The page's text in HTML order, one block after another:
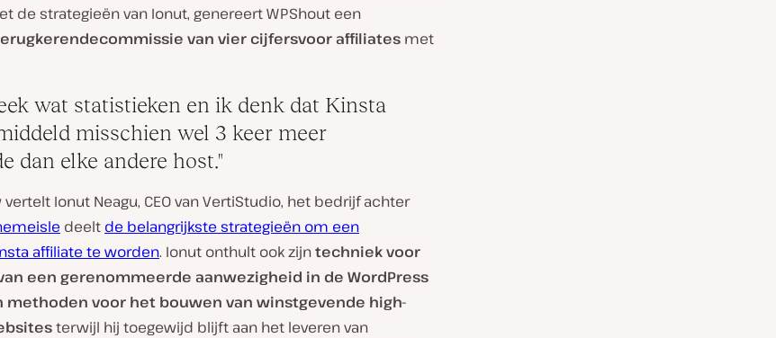
de strategieën van Ionut, genereert WPShout een
commissie van vier cijfersvoor affiliates met
wat statistieken en ik denk dat Kinsta
misschien wel 3 keer meer
dan elke andere host.
Ionut Neagu, CEO van VertiStudio, het bedrijf achter
deelt de belangrijkste strategieën om een
affiliate te worden. Ionut onthult ook zijntechniek voor
een gerenommeerde aanwezigheid in de WordPress
methoden voor het bouwen van winstgevende high-
terwijl hij toegewijd blijft aan het leveren van